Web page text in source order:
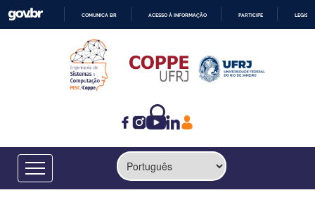
CONTEÚDO
COMUNICA BR ACESSO À INFORMAÇÃO PARTICIPE